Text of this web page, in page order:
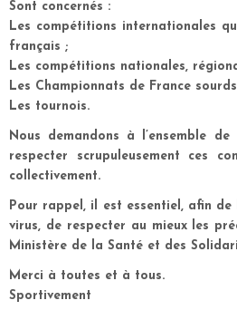
Sont concernés :
Les compétitions internationales
français ;
Les compétitions nationales,
Les Championnats de France
Les tournois.
Nous demandons à l’ensemble
respecter scrupuleusement ces
collectivement.
Pour rappel, il est essentiel, afin
virus, de respecter au mieux les
Ministère de la Santé et des
Merci à toutes et à tous.
Sportivement